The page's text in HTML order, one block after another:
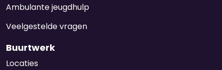
Ambulante jeugdhulp
Veelgestelde vragen
Buurtwerk
Locaties